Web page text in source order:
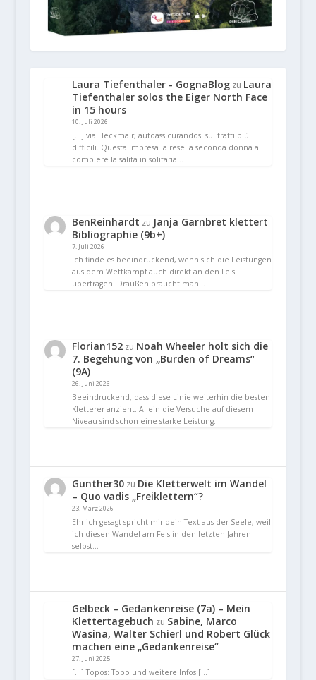
Laura Tiefenthaler - GognaBlogzu Laura
Tiefenthaler solos the Eiger North Face
in 15 hours
10. Juli 2026
[…] via Heckmair, autoassicurandosi sui tratti più
difficili. Questa impresa la rese la seconda donna a
compiere la salita in solitaria…
BenReinhardt zu Janja Garnbret klettert
Bibliographie (9b+)
7. Juli 2026
Ich finde es beeindruckend, wenn sich die Leistungen
aus dem Wettkampf auch direkt an den Fels
übertragen. Draußen braucht man…
Florian152zu Noah Wheeler holt sich die
7. Begehung von „Burden of Dreams“
(9A)
26. Juni 2026
Beeindruckend, dass diese Linie weiterhin die besten
Kletterer anzieht. Allein die Versuche auf diesem
Niveau sind schon eine starke Leistung.…
Gunther30zu Die Kletterwelt im Wandel
– Quo vadis „Freiklettern“?
23. März 2026
Ehrlich gesagt spricht mir dein Text aus der Seele, weil
ich diesen Wandel am Fels in den letzten Jahren
selbst…
Gelbeck – Gedankenreise (7a) – Mein
Klettertagebuch zu Sabine, Marco
Wasina, Walter Schierl und Robert Glück
machen eine „Gedankenreise“
27. Juni 2025
[…] Topos: Topo und weitere Infos […]